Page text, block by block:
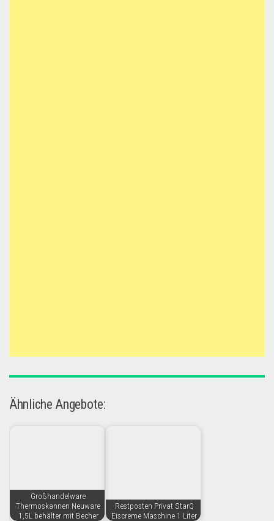
Ähnliche Angebote:
Großhandelware
Thermoskannen Neuware
1,5L behälter mit Becher
Restposten Privat StarQ
Eiscreme Maschine 1 Liter